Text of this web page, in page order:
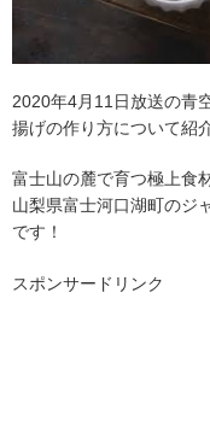
2020年4月11日放送の青
揚げの作り方について紹
富士山の麓で育つ極上食材
山梨県富士河口湖町のジ
です！
スポンサードリンク